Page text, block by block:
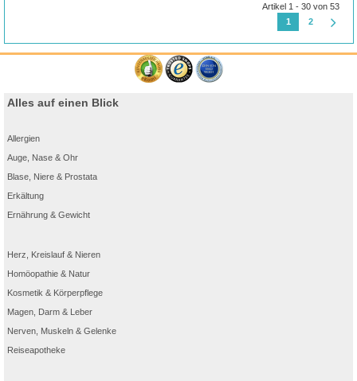
Artikel 1 - 30 von 53
1
2
Alles auf einen Blick
Allergien
Auge, Nase & Ohr
Blase, Niere & Prostata
Erkältung
Ernährung & Gewicht
Herz, Kreislauf & Nieren
Homöopathie & Natur
Kosmetik & Körperpflege
Magen, Darm & Leber
Nerven, Muskeln & Gelenke
Reiseapotheke